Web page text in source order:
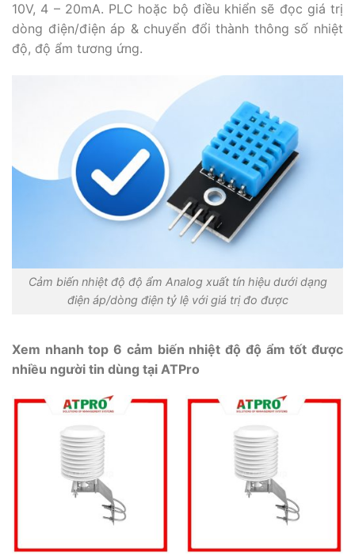
10V, 4 – 20mA. PLC hoặc bộ điều khiển sẽ đọc giá trị
dòng điện/điện áp & chuyển đổi thành thông số nhiệt
độ, độ ẩm tương ứng.
Cảm biến nhiệt độ độ ẩm Analog xuất tín hiệu dưới dạng
điện áp/dòng điện tỷ lệ với giá trị đo được
Xem nhanh top 6 cảm biến nhiệt độ độ ẩm tốt được
nhiều người tin dùng tại ATPro